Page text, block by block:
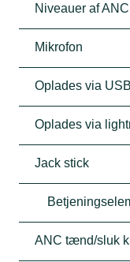
Niveauer af ANC
Mikrofon
Oplades via
Oplades via
Jack stick
ANC tænd/sluk